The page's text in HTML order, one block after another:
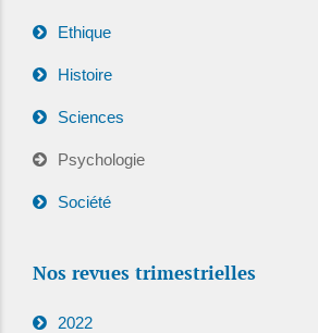
Ethique
Histoire
Sciences
Psychologie
Société
Nos revues trimestrielles
2022